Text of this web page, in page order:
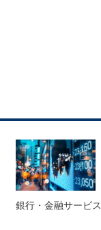
銀行・金融サービス